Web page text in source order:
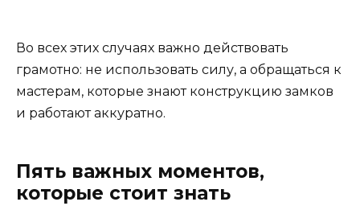
Во всех этих случаях важно действовать
грамотно: не использовать силу, а обращаться к
мастерам, которые знают конструкцию замков
и работают аккуратно.
Пять важных моментов,
которые стоит знать